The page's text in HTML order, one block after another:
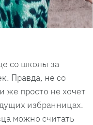
со школы за
Правда, не со
же просто не хочет
избранницах.
можно считать